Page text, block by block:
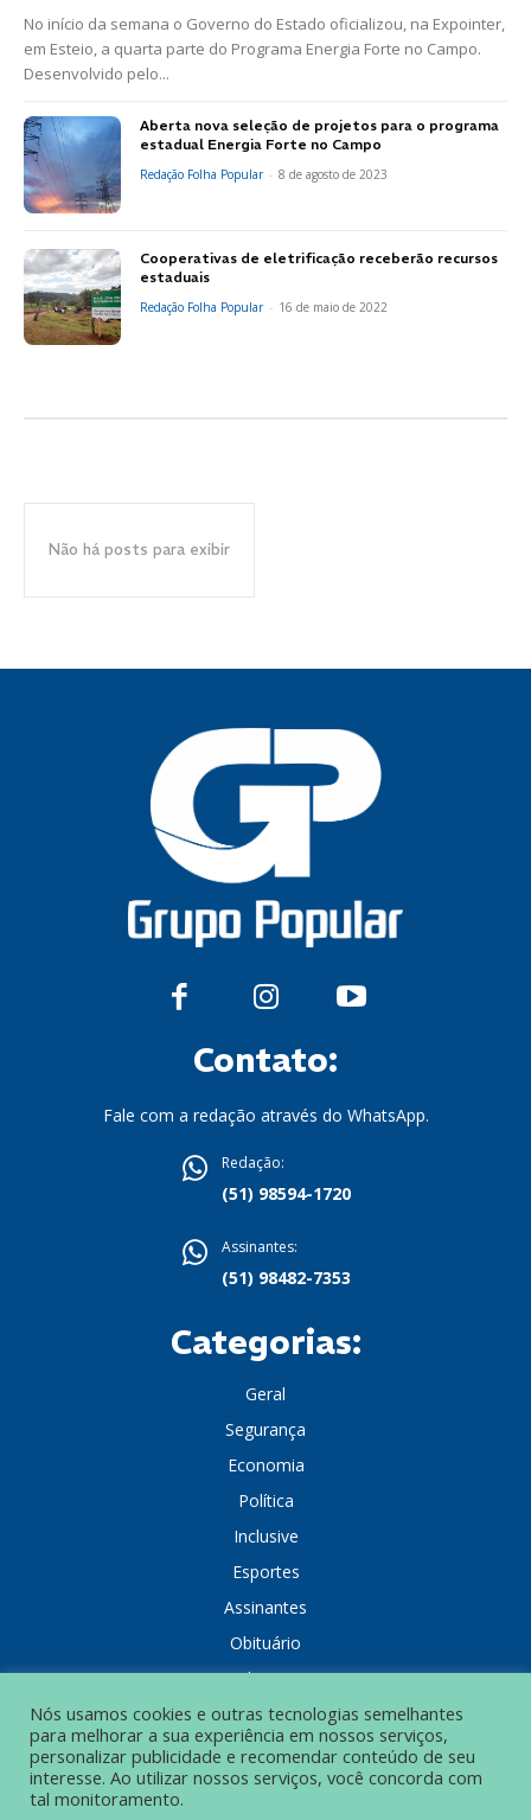
No início da semana o Governo do Estado oficializou, na Expointer,
em Esteio, a quarta parte do Programa Energia Forte no Campo.
Desenvolvido pelo...
Aberta nova seleção de projetos para o programa
estadual Energia Forte no Campo
Redação Folha Popular - 8 de agosto de 2023
Cooperativas de eletrificação receberão recursos
estaduais
Redação Folha Popular - 16 de maio de 2022
Não há posts para exibir
Contato:
Fale com a redação através do WhatsApp.
Redação:
(51) 98594-1720
Assinantes:
(51) 98482-7353
Categorias:
Geral
Segurança
Economia
Política
Inclusive
Esportes
Assinantes
Obituário
Colunistas
POLÍTICA DE PRIVACIDADE
Nós usamos cookies e outras tecnologias semelhantes
para melhorar a sua experiência em nossos serviços,
personalizar publicidade e recomendar conteúdo de seu
interesse. Ao utilizar nossos serviços, você concorda com
tal monitoramento.